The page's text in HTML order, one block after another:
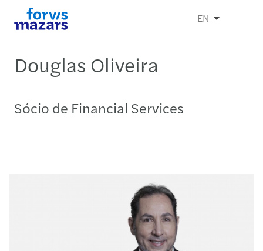
EN
Douglas Oliveira
Sócio de Financial Services